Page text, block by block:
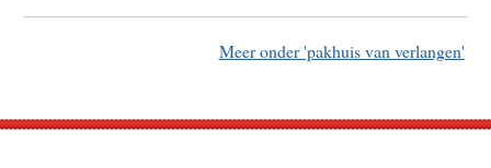
Meer onder 'pakhuis van verlangen'